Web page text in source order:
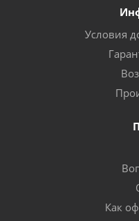
Условия
Как